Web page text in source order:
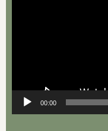
00:00